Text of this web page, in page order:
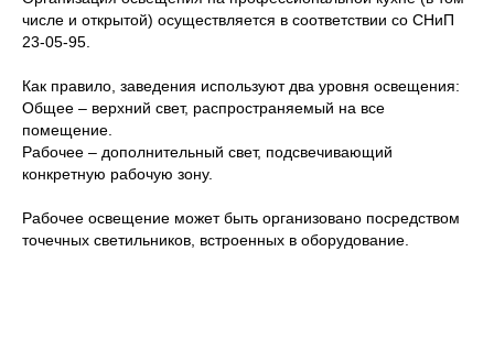
числе и открытой) осуществляется в соответствии со СНиП
23-05-95.
Как правило, заведения используют два уровня освещения:
Общее – верхний свет, распространяемый на все
помещение.
Рабочее – дополнительный свет, подсвечивающий
конкретную рабочую зону.
Рабочее освещение может быть организовано посредством
точечных светильников, встроенных в оборудование.